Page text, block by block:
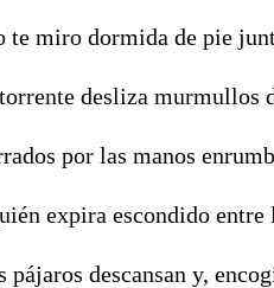
te miro dormida de pie
desliza murmullos
por las manos
expira escondido entre
pájaros descansan y,